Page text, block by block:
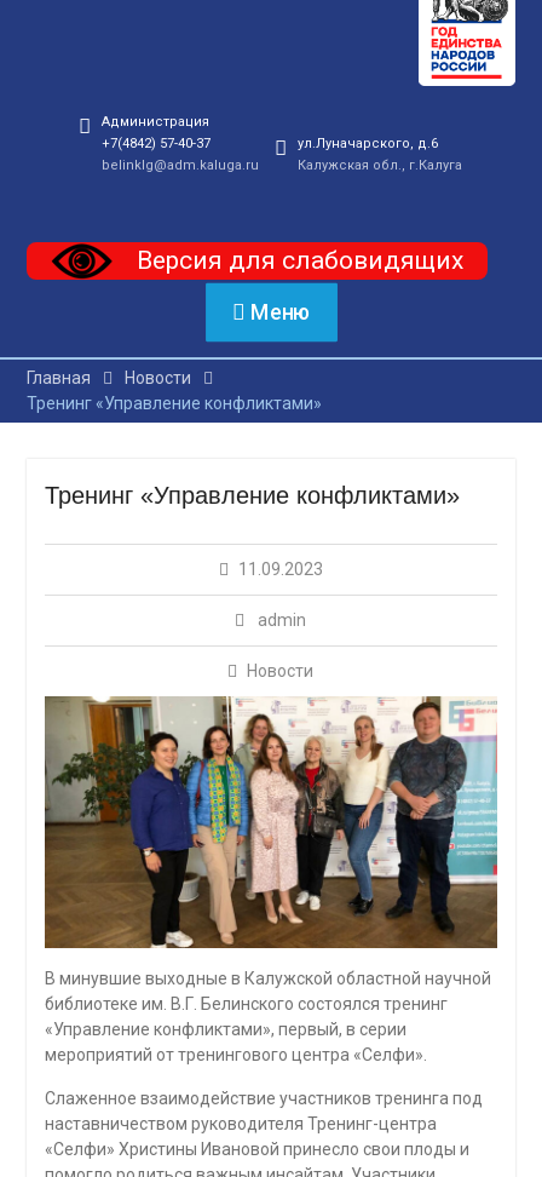
Администрация
+7(4842) 57-40-37
belinklg@adm.kaluga.ru
ул.Луначарского, д.6
Калужская обл., г.Калуга
Версия для слабовидящих
Меню
Главная
Новости
Тренинг «Управление конфликтами»
Тренинг «Управление конфликтами»
11.09.2023
admin
Новости
В минувшие выходные в Калужской областной научной
библиотеке им. В.Г. Белинского состоялся тренинг
«Управление конфликтами», первый, в серии
мероприятий от тренингового центра «Селфи».
Слаженное взаимодействие участников тренинга под
наставничеством руководителя Тренинг-центра
«Селфи» Христины Ивановой принесло свои плоды и